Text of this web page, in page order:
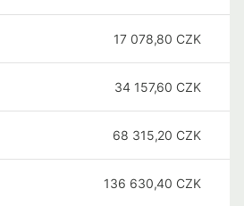
17 078,80 CZK
34 157,60 CZK
68 315,20 CZK
136 630,40 CZK